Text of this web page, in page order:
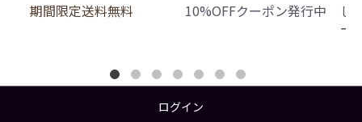
期間限定送料無料 10%OFFクーポン発行中
じ
ー
ログイン